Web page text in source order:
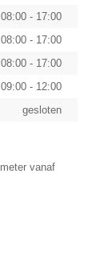
08:00 - 17:00
08:00 - 17:00
08:00 - 17:00
09:00 - 12:00
gesloten
vanaf